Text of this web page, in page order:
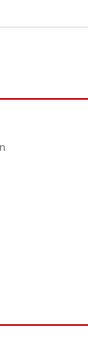
gewählt